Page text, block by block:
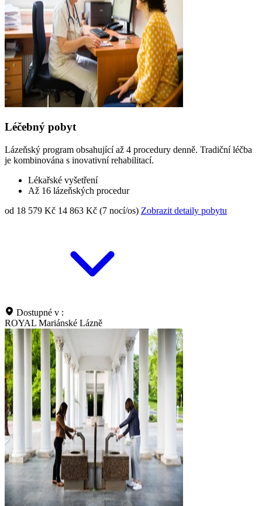
Léčebný pobyt
Lázeňský program obsahující až 4 procedury denně. Tradiční léčba
je kombinována s inovativní rehabilitací.
Lékařské vyšetření
Až 16 lázeňských procedur
od 18 579 Kč 14 863 Kč (7 nocí/os) Zobrazit detaily pobytu
Dostupné v :
ROYAL Mariánské Lázně